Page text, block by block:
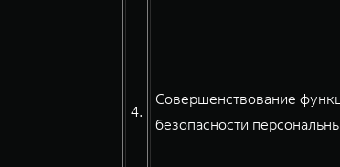
4.
Совершенствование
безопасности